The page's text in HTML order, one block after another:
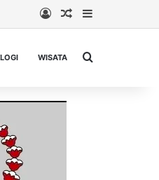
Log InRandom Article
WISATA Cari berita...